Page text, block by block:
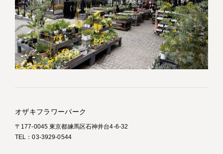
オザキフラワーパーク
〒177-0045 東京都練馬区石神井台4-6-32
TEL：03-3929-0544